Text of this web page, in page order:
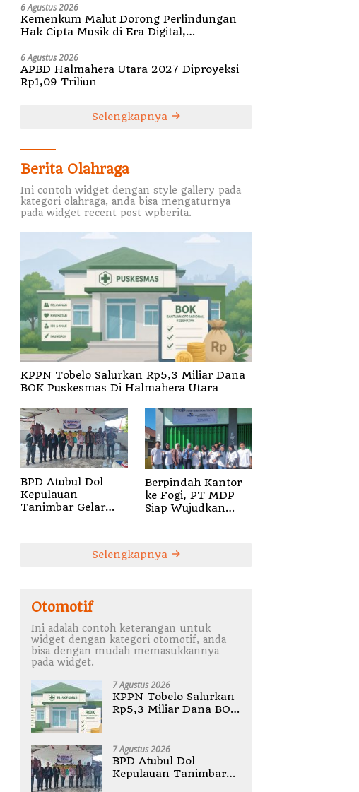
6 Agustus 2026
Kemenkum Malut Dorong Perlindungan
Hak Cipta Musik di Era Digital,
Penguatan Royalti
6 Agustus 2026
APBD Halmahera Utara 2027 Diproyeksi
Rp1,09 Triliun
Selengkapnya
Berita Olahraga
Ini contoh widget dengan style gallery pada
kategori olahraga, anda bisa mengaturnya
pada widget recent post wpberita.
KPPN Tobelo Salurkan Rp5,3 Miliar Dana
BOK Puskesmas Di Halmahera Utara
BPD Atubul Dol
Kepulauan
Tanimbar Gelar
Berpindah Kantor
ke Fogi, PT MDP
Siap Wujudkan
Selengkapnya
Otomotif
Ini adalah contoh keterangan untuk
widget dengan kategori otomotif, anda
bisa dengan mudah memasukkannya
pada widget.
7 Agustus 2026
KPPN Tobelo Salurkan
Rp5,3 Miliar Dana BOK
7 Agustus 2026
BPD Atubul Dol
Kepulauan Tanimbar